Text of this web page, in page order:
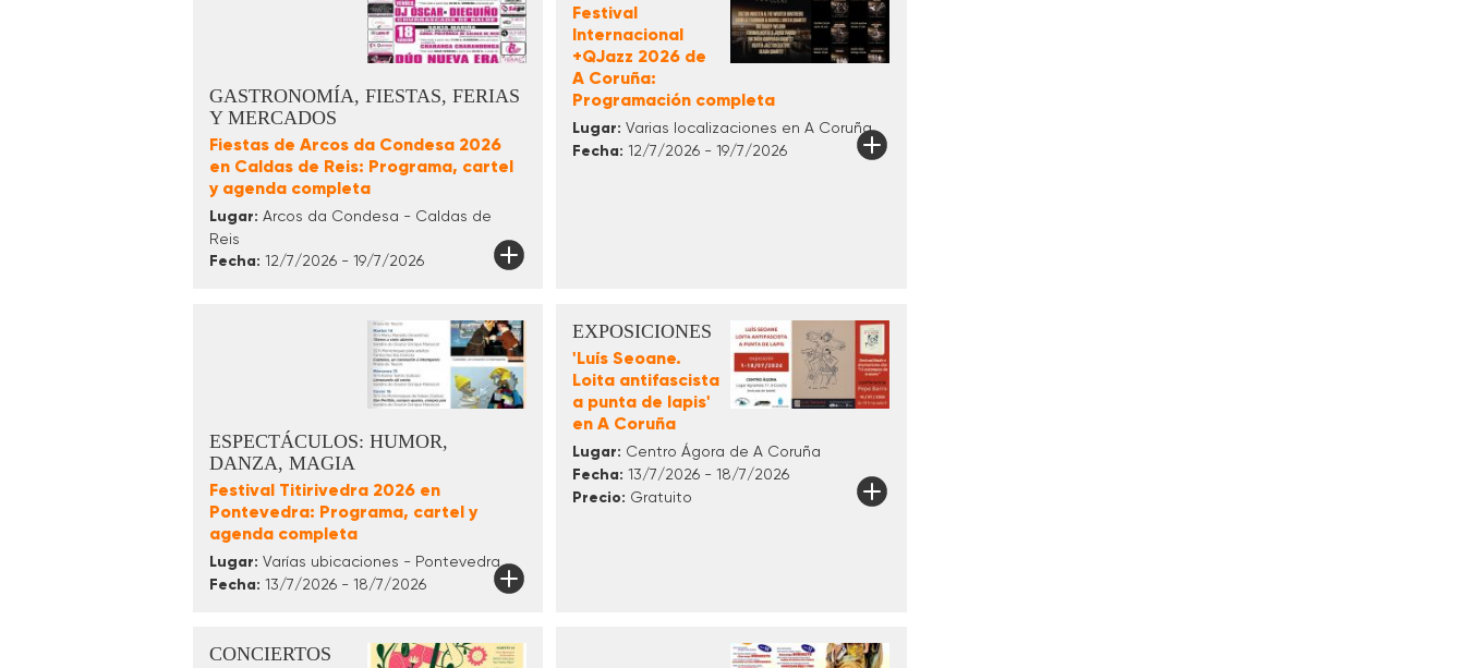
GASTRONOMÍA, FIESTAS, FERIAS
Y MERCADOS
Fiestas de Arcos da Condesa 2026
en Caldas de Reis: Programa, cartel
y agenda completa
Lugar: Arcos da Condesa - Caldas de
Reis
Fecha: 12/7/2026 - 19/7/2026
Festival
Internacional
+QJazz 2026 de
A Coruña:
Programación completa
Lugar: Varias localizaciones en A Coruña
Fecha: 12/7/2026 - 19/7/2026
ESPECTÁCULOS: HUMOR,
DANZA, MAGIA
Festival Titirivedra 2026 en
Pontevedra: Programa, cartel y
agenda completa
Lugar: Varías ubicaciones - Pontevedra
Fecha: 13/7/2026 - 18/7/2026
EXPOSICIONES
'Luís Seoane.
Loita antifascista
a punta de lapis'
en A Coruña
Lugar: Centro Ágora de A Coruña
Fecha: 13/7/2026 - 18/7/2026
Precio: Gratuito
CONCIERTOS